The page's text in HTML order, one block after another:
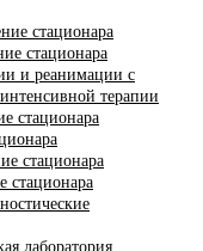
стационара
стационара
и реанимации с
терапии
стационара
стационара
стационара
лаборатория